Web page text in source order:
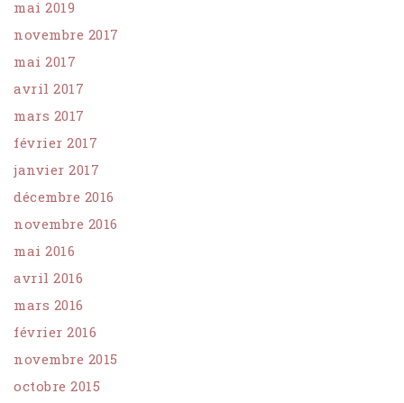
mai 2019
novembre 2017
mai 2017
avril 2017
mars 2017
février 2017
janvier 2017
décembre 2016
novembre 2016
mai 2016
avril 2016
mars 2016
février 2016
novembre 2015
octobre 2015